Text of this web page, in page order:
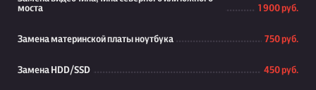
моста
1 900 руб.
Замена материнской платы ноутбука 750 руб.
Замена HDD/SSD 450 руб.